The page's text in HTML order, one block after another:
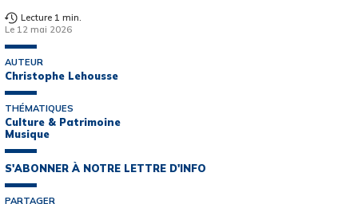
Lecture 1 min.
Le 12 mai 2026
AUTEUR
Christophe Lehousse
THÉMATIQUES
Culture & Patrimoine
Musique
S'ABONNER À NOTRE LETTRE D'INFO
PARTAGER